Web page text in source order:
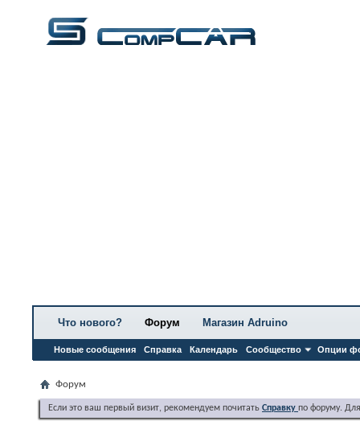
Что нового? Форум
Новые сообщения Справка Календарь Сообщество Опции
Магазин Adruino
Форум
Если это ваш первый визит, рекомендуем почитать Справку по форуму.